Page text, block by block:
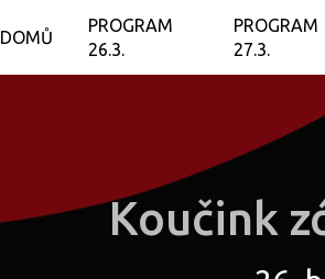
DOMŮ
PROGRAM
26.3.
PROGRAM
27.3.
Koučink